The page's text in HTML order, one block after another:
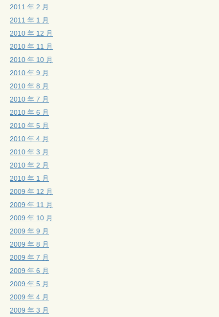
2011 年 2 月
2011 年 1 月
2010 年 12 月
2010 年 11 月
2010 年 10 月
2010 年 9 月
2010 年 8 月
2010 年 7 月
2010 年 6 月
2010 年 5 月
2010 年 4 月
2010 年 3 月
2010 年 2 月
2010 年 1 月
2009 年 12 月
2009 年 11 月
2009 年 10 月
2009 年 9 月
2009 年 8 月
2009 年 7 月
2009 年 6 月
2009 年 5 月
2009 年 4 月
2009 年 3 月